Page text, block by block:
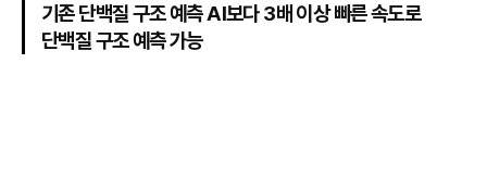
기존 단백질 구조 예측 AI보다 3배 이상 빠른 속도로
단백질 구조 예측 가능